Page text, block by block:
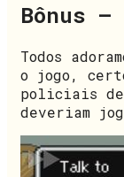
Bônus
Todos
o jogo,
policiais de
deveriam